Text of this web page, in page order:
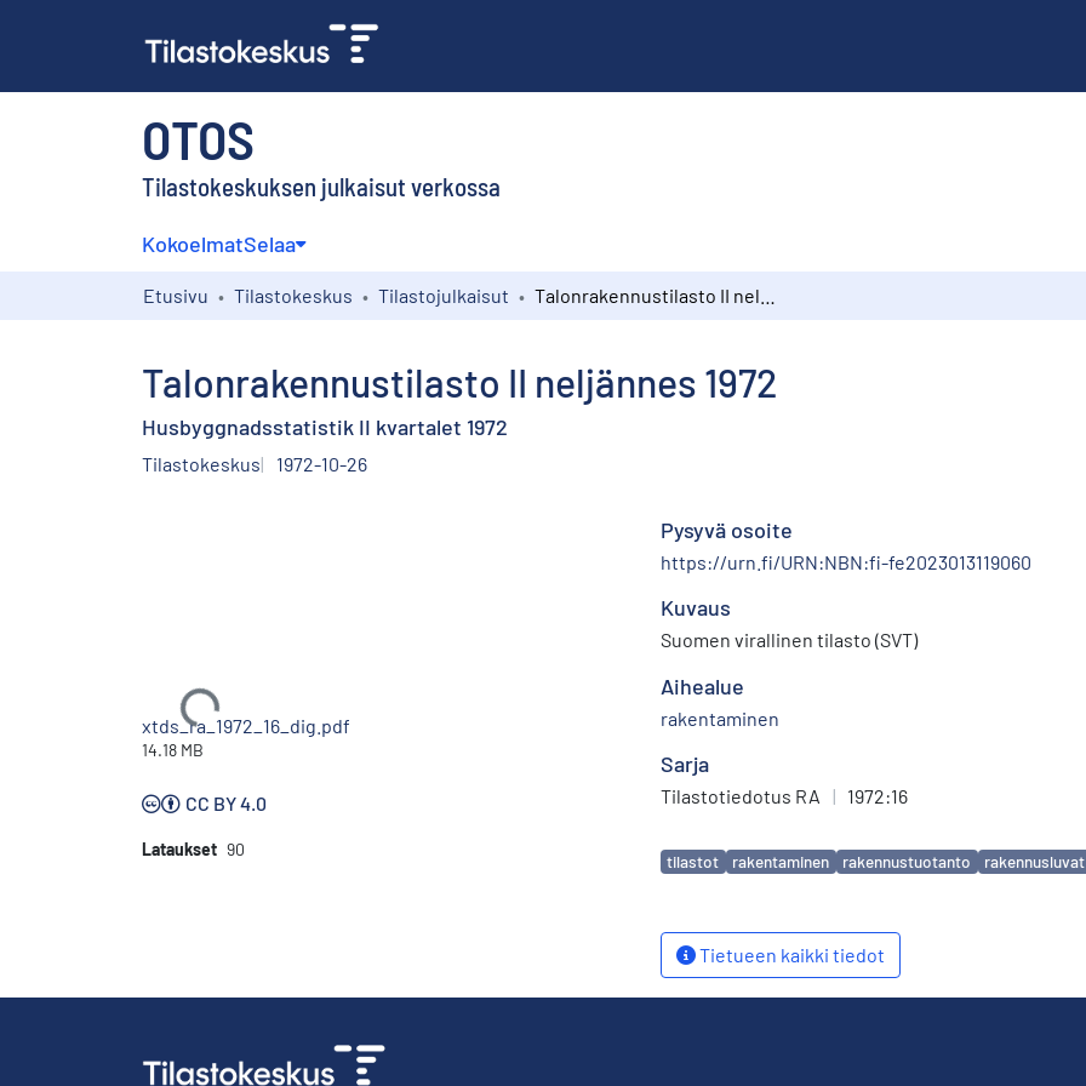
OTOS
Tilastokeskuksen julkaisut verkossa
KokoelmatSelaa
Etusivu Tilastokeskus Tilastojulkaisut
Talonrakennustilasto II neljännes 1972
Husbyggnadsstatistik II kvartalet 1972
Tilastokeskus 1972-10-26
Ladataan...
xtds_ra_1972_16_dig.pdf
14.18 MB
CC BY 4.0
Lataukset 90
Pysyvä osoite
https://urn.fi/URN:NBN:fi-fe2023013119060
Kuvaus
Suomen virallinen tilasto (SVT)
Aihealue
rakentaminen
Sarja
Tilastotiedotus RA | 1972:16
Avainsanat
tilastot rakentaminen rakennustuotanto rakennusluvat
Tietueen kaikki tiedot